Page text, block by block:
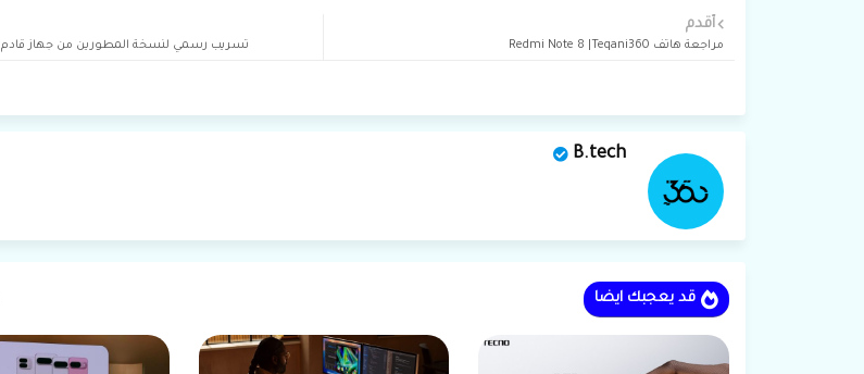
تسريب رسمي لنسخة المطورين من جهاز قادم PlayStation 5
أقدم
مراجعة هاتف Redmi Note 8 |Teqani360
B.tech
قد يعجبك ايضا